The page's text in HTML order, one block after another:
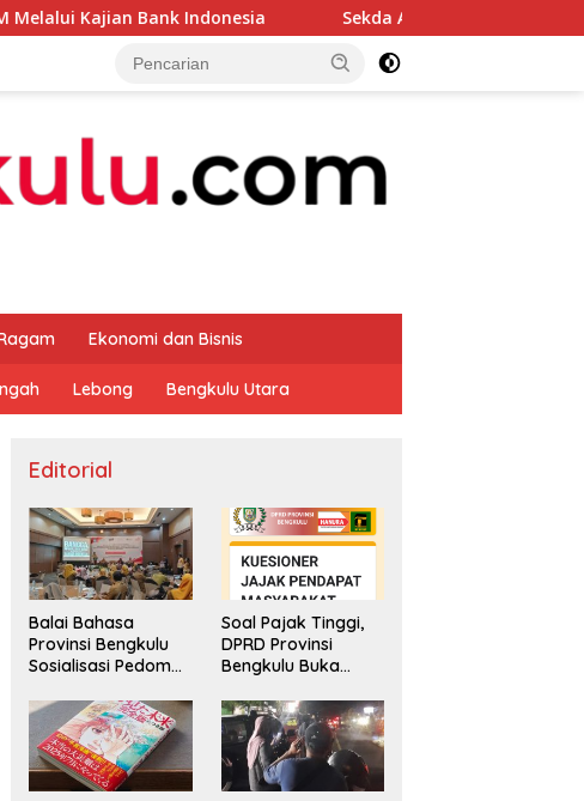
Indonesia Sekda Apresiasi Inspektorat Provinsi
Ekonomi dan Bisnis
Lebong Bengkulu Utara
Editorial
Balai Bahasa
Provinsi Bengkulu
Sosialisasi Pedoman
Penggunaan
Bahasa Indonesia
Soal Pajak Tinggi,
DPRD Provinsi
Bengkulu Buka
Pengaduan
Masyarakat